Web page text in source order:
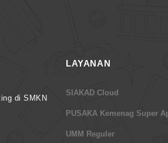
di SMKN
LAYANAN
SIAKAD Cloud
PUSAKA Kemenag Super
UMM Reguler